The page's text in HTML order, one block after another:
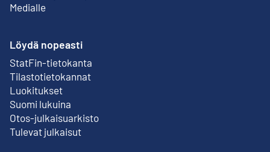
Medialle
Löydä nopeasti
StatFin-tietokanta
Ulkoinen linkki
Tilastotietokannat
Luokitukset
Suomi lukuina
Otos-julkaisuarkisto
Ulkoinen linkki
Tulevat julkaisut